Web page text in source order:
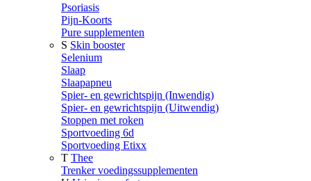
Psoriasis
Pijn-Koorts
Pure supplementen
S Skin booster
Selenium
Slaap
Slaapapneu
Spier- en gewrichtspijn (Inwendig)
Spier- en gewrichtspijn (Uitwendig)
Stoppen met roken
Sportvoeding 6d
Sportvoeding Etixx
T Thee
Trenker voedingssupplementen